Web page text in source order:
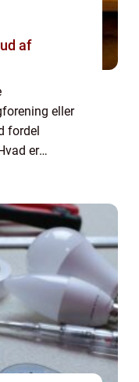
eller
fordel
er